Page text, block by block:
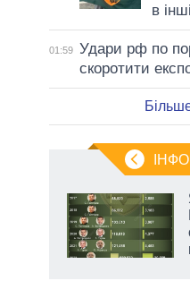
в
01:59 Удари рф по
скоротити